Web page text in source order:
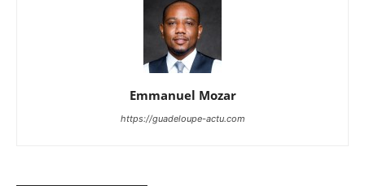
Emmanuel Mozar
https://guadeloupe-actu.com